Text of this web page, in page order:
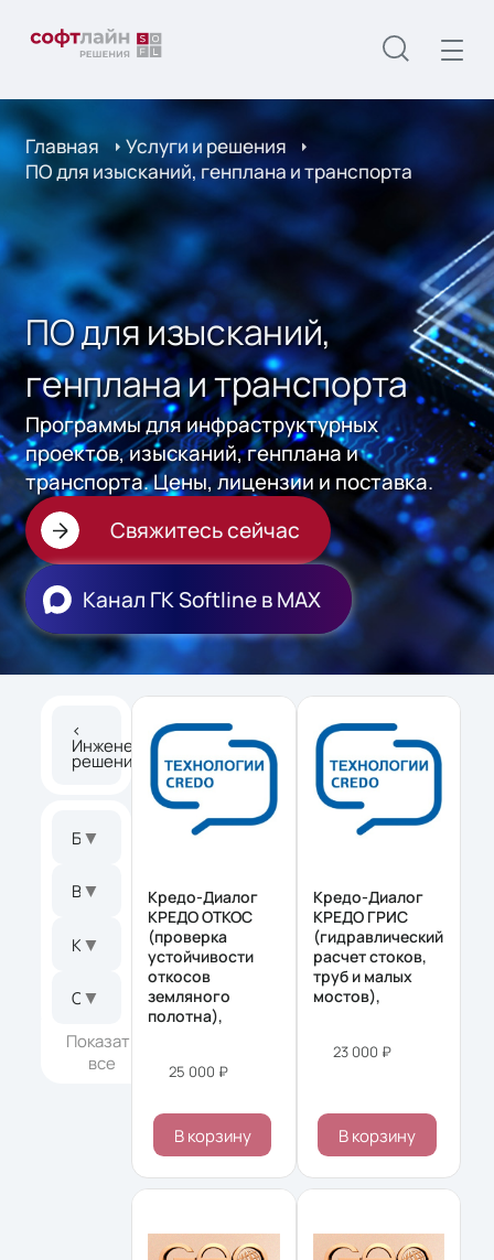
Главная
Услуги и решения
ПО для изысканий, генплана и транспорта
ПО для изысканий,
генплана и транспорта
Программы для инфраструктурных
проектов, изысканий, генплана и
транспорта. Цены, лицензии и поставка.
Свяжитесь сейчас
Канал ГК Softline в МАХ
<
Инженерные
решения
Бренд
▼
Версия
▼
Конечный пользователь
▼
Операционная система
▼
Показать
все
Кредо-Диалог
КРЕДО ОТКОС
(проверка
устойчивости
откосов
земляного
полотна),
25 000 ₽
В корзину
Кредо-Диалог
КРЕДО ГРИС
(гидравлический
расчет стоков,
труб и малых
мостов),
23 000 ₽
В корзину